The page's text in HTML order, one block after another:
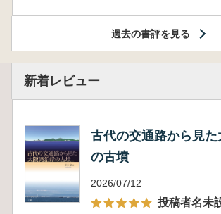
過去の書評を見る
新着レビュー
古代の交通路から見
の古墳
2026/07/12
投稿者名未